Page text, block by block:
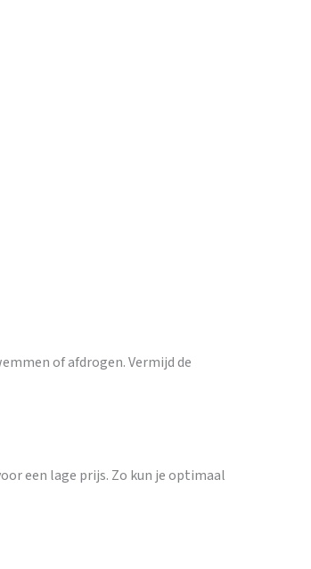
of afdrogen. Vermijd de
een lage prijs. Zo kun je optimaal